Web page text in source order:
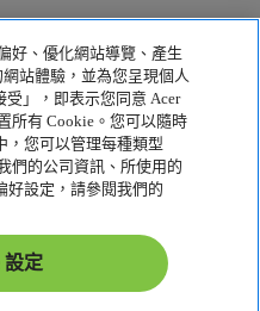
好、優化網站導覽、產生
站體驗，並為您呈現個人
」，即表示您同意 Acer
所有 Cookie。您可以隨時
，您可以管理每種類型
們的公司資訊、所使用的
好設定，請參閱我們的
設定